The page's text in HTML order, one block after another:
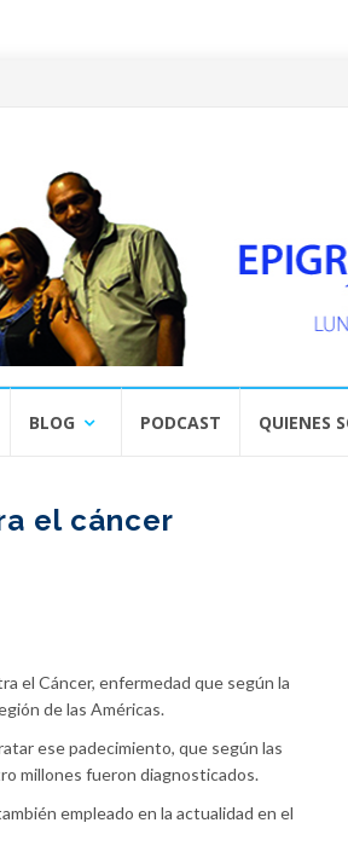
BLOG PODCAST QUIENES
el cáncer
el Cáncer, enfermedad que según la
de las Américas.
ese padecimiento, que según las
millones fueron diagnosticados.
empleado en la actualidad en el